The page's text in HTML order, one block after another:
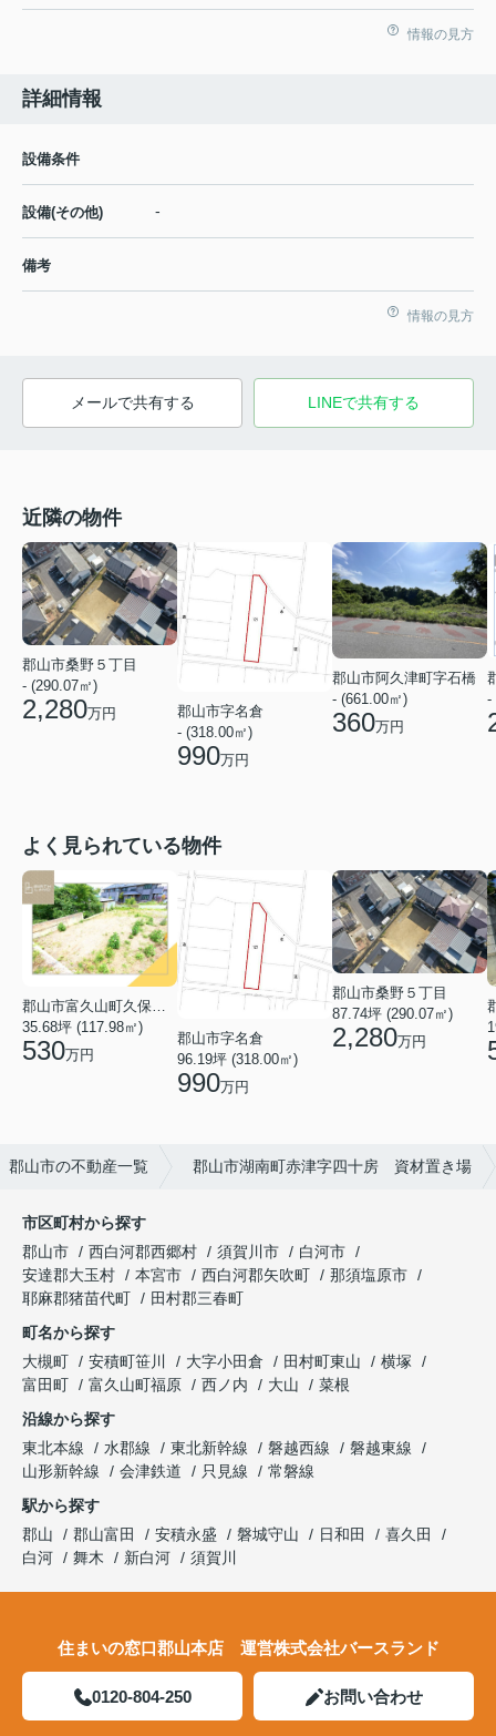
情報の見方
詳細情報
設備条件
設備(その他) -
備考
情報の見方
メールで共有する LINEで共有する
近隣の物件
郡山市桑野５丁目
- (290.07㎡)
2,280万円
郡山市字名倉
- (318.00㎡)
990万円
郡山市阿久津町字石橋
- (661.00㎡)
360万円
-
よく見られている物件
35.68坪 (117.98㎡)
530万円
郡山市字名倉
96.19坪 (318.00㎡)
990万円
郡山市桑野５丁目
87.74坪 (290.07㎡)
2,280万円
郡山市の不動産一覧 郡山市湖南町赤津字四十房 資材置き場
市区町村から探す
郡山市
西白河郡西郷村 須賀川市
白河市
安達郡大玉村
本宮市 西白河郡矢吹町
那須塩原市
耶麻郡猪苗代町
田村郡三春町
町名から探す
大槻町
安積町笹川 大字小田倉 田村町東山
横塚
富田町
富久山町福原 西ノ内 大山
菜根
沿線から探す
東北本線
水郡線 東北新幹線 磐越西線
磐越東線
山形新幹線
会津鉄道 只見線
常磐線
駅から探す
郡山
郡山富田 安積永盛 磐城守山 日和田
喜久田
白河
舞木 新白河 須賀川
住まいの窓口郡山本店 運営株式会社バースランド
0120-804-250 お問い合わせ